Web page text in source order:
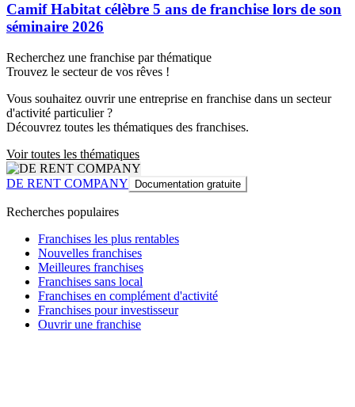
Camif Habitat célèbre 5 ans de franchise lors de son
séminaire 2026
Recherchez une franchise par thématique
Trouvez le secteur de vos rêves !
Vous souhaitez ouvrir une entreprise en franchise dans un secteur
d'activité particulier ?
Découvrez toutes les thématiques des franchises.
Voir toutes les thématiques
DE RENT COMPANY Documentation gratuite
Recherches populaires
Franchises les plus rentables
Nouvelles franchises
Meilleures franchises
Franchises sans local
Franchises en complément d'activité
Franchises pour investisseur
Ouvrir une franchise